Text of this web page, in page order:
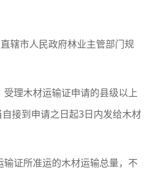
市人民政府林业主管部门规
理木材运输证申请的县级以上
接到申请之日起3日内发给木材
证所准运的木材运输总量，不